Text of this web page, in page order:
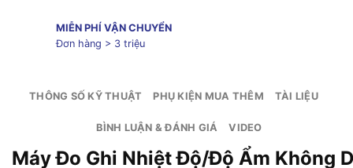
MIỄN PHÍ VẬN CHUYỂN
Đơn hàng > 3 triệu
THÔNG SỐ KỸ THUẬT PHỤ KIỆN MUA THÊM TÀI LIỆU
BÌNH LUẬN & ĐÁNH GIÁ VIDEO
Máy Đo Ghi Nhiệt Độ/Độ Ẩm Không